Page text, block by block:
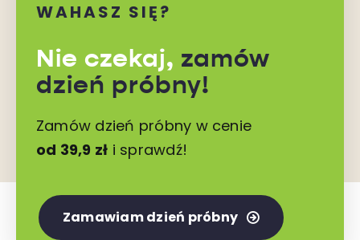
WAHASZ SIĘ?
Nie czekaj, zamów
dzień próbny!
Zamów dzień próbny w cenie
od 39,9 zł i sprawdź!
Zamawiam dzień próbny